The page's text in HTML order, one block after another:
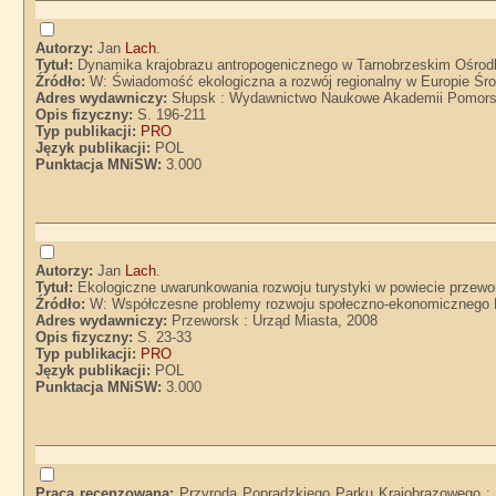
Autorzy:Jan Lach.
Tytuł: Dynamika krajobrazu antropogenicznego w Tarnobrzeskim
Źródło:W: Świadomość ekologiczna a rozwój regionalny w Europie
Adres wydawniczy:Słupsk : Wydawnictwo Naukowe Akademii
Opis fizyczny:S. 196-211
Typ publikacji: PRO
Język publikacji: POL
Punktacja MNiSW:3.000
Autorzy:Jan Lach.
Tytuł: Ekologiczne uwarunkowania rozwoju turystyki w powiecie
Źródło:W: Współczesne problemy rozwoju społeczno-
Adres wydawniczy: Przeworsk : Urząd Miasta, 2008
Opis fizyczny:S. 23-33
Typ publikacji: PRO
Język publikacji: POL
Punktacja MNiSW:3.000